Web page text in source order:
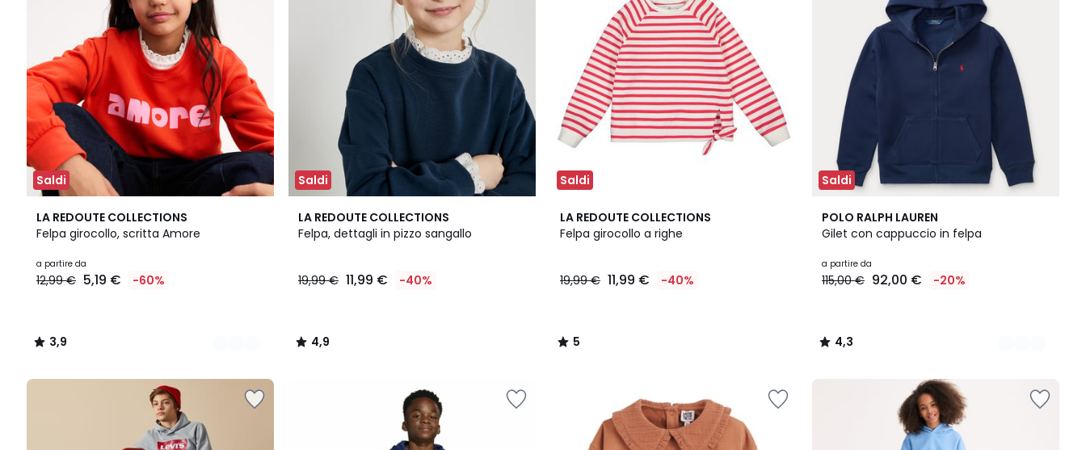
applicato.
Saldi
LA REDOUTE COLLECTIONS
Felpa girocollo, scritta Amore
a partire da
12,99 € 5,19 € -60%
3,9
/ 5
2
Colori
3,9
/
Saldi
LA REDOUTE COLLECTIONS
Felpa, dettagli in pizzo sangallo
19,99 € 11,99 € -40%
4,9
/ 5
4,9
/
Saldi
LA REDOUTE COLLECTIONS
Felpa girocollo a righe
19,99 € 11,99 € -40%
5
/
5
/
Saldi
POLO RALPH LAUREN
Gilet con cappuccio in felpa
a partire da
115,00 € 92,00 € -20%
4,3
/ 5
2
Colori
4,3
/